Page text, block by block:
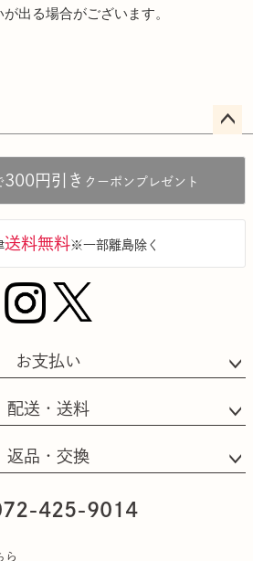
出る場合がございます。
へ
300円引き クーポンプレゼント
送料無料※一部離島除く
お支払い
配送・送料
返品・交換
425-9014
ら